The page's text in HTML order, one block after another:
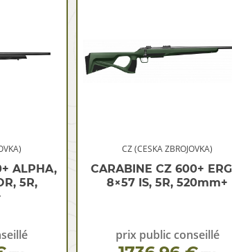
ALPHA,
5R,
CZ (CESKA ZBROJOVKA)
CARABINE CZ 600+
8×57 IS, 5R, 520mm+
prix public conseillé